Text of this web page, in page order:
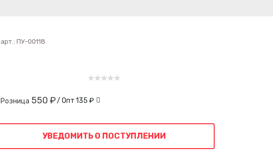
арт.: ПУ-00118
Розница 550 ₽/ Опт135 ₽
УВЕДОМИТЬ О ПОСТУПЛЕНИИ